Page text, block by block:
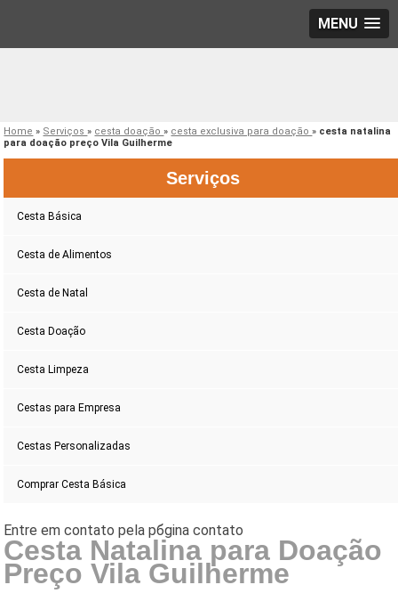
MENU
Home » Serviços» cesta doação» cesta exclusiva para doação» cesta natalina
para doação preço Vila Guilherme
Serviços
Cesta Básica
Cesta de Alimentos
Cesta de Natal
Cesta Doação
Cesta Limpeza
Cestas para Empresa
Cestas Personalizadas
Comprar Cesta Básica
Cesta Natalina para Doação
Preço Vila Guilherme